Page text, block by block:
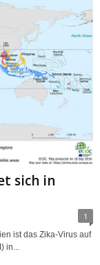
sich in
1
ist das Zika-Virus auf
in...